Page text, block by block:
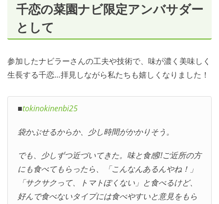
千恋の菜園ナビ限定アンバサダー
として
参加したナビラーさんの工夫や技術で、味が濃く美味しく
生長する千恋…拝見しながら私たちも嬉しくなりました！
■tokinokinenbi25
袋かぶせるからか、少し時間がかかりそう。
でも、少しずつ近づいてきた。味と食感‼︎ご近所の方
にも食べてもらったら、「こんなんあるんやね！」
「サクサクって、トマトぽくない」と食べるけど、
好んで食べないタイプには食べやすいと意見をもら